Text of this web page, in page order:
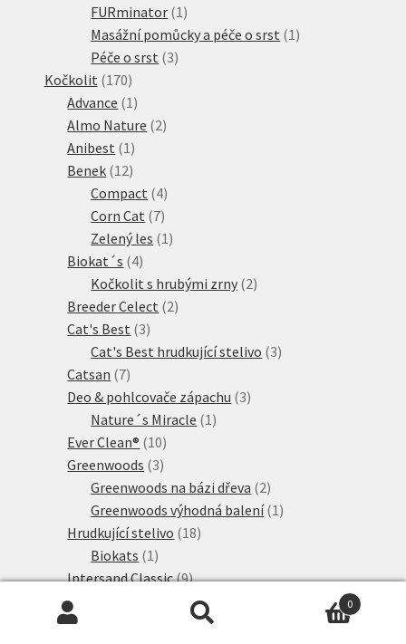
produkt
FURminator 11
produkt
Masážní pomůcky a péče o srst 11
Péče o srst 33
Kočkolit 170170
produktů
Advance 11
produkt
Almo Nature 22
Anibest 11
produkt
Benek 1212
produktů
Compact 44
produkty
Corn Cat 77
produktů
Zelený les 11
Biokat´s 44
produkty
Kočkolit s hrubými zrny 22
Breeder Celect 22
Cat's Best 33
produkty
Cat's Best hrudkující stelivo 33
Catsan 77
produktů
Deo & pohlcovače zápachu 33
Nature´s Miracle 11
Ever Clean® 1010
produktů
Greenwoods 33
produkty
Greenwoods na bázi dřeva 22
produkty
Greenwoods výhodná balení 11
Hrudkující stelivo 1818
Biokats 11
produkt
Intersand Classic 99
produktů
Nullodor
produktů
Perlinette
0